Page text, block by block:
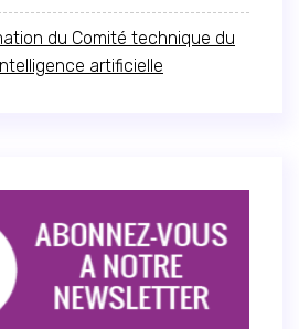
du Comité technique du
artificielle